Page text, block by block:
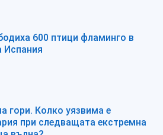
600 птици фламинго в
гори. Колко уязвима е
при следващата екстремна